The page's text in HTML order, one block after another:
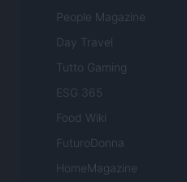
People Magazine
Day Travel
Tutto Gaming
ESG 365
Food Wiki
FuturoDonna
HomeMagazine